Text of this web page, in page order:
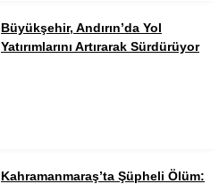
Büyükşehir, Andırın’da Yol
Yatırımlarını Artırarak Sürdürüyor
Kahramanmaraş’ta Şüpheli Ölüm: